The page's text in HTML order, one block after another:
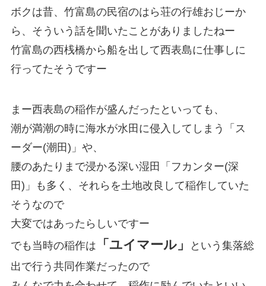
ボクは昔、竹富島の民宿のはら荘の行雄おじーか
ら、そういう話を聞いたことがありましたねー
竹富島の西桟橋から船を出して西表島に仕事しに
行ってたそうですー
まー西表島の稲作が盛んだったといっても、
潮が満潮の時に海水が水田に侵入してしまう「ス
ーダー(潮田)」や、
腰のあたりまで浸かる深い湿田「フカンター(深
田)」も多く、それらを土地改良して稲作していた
そうなので
大変ではあったらしいですー
でも当時の稲作は
「ユイマール」
という集落総
出で行う共同作業だったので